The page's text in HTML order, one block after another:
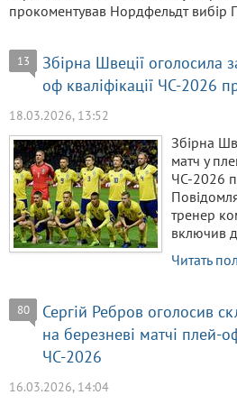
прокоментував Нордфельдт вибір
13
Збірна Швеції оголосила
оф кваліфікації ЧС-2026
18.03.2026, 13:52
Збірна
матч у
ЧС-2026
тренер
включив
Читать
80
Сергій Ребров оголосив
на березневі матчі плей-
ЧС-2026
16.03.2026, 14:04